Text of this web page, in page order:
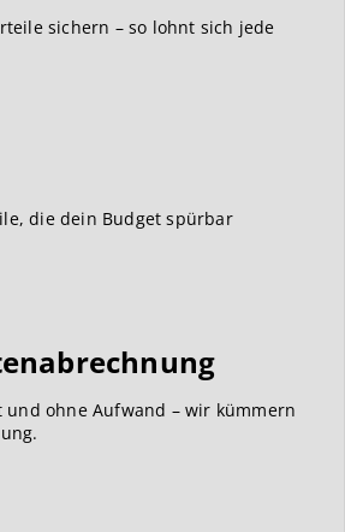
sichern – so lohnt sich jede
die dein Budget spürbar
ohne Aufwand – wir kümmern